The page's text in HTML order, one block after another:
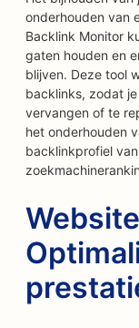
onderhouden van
Backlink Monitor
gaten houden en
blijven. Deze tool
backlinks, zodat
vervangen of te
het onderhouden
backlinkprofiel